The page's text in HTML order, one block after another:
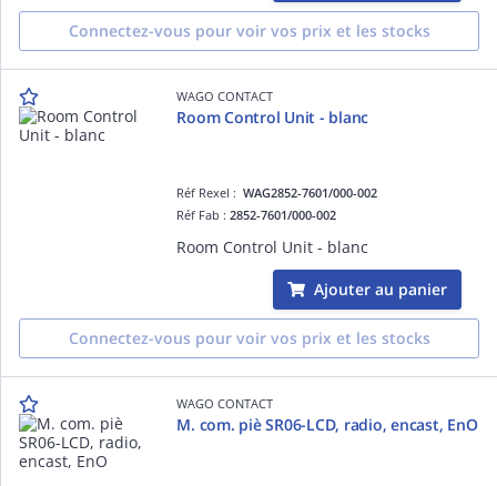
Connectez-vous pour voir vos prix et les stocks
WAGO CONTACT
Room Control Unit - blanc
Réf Rexel :WAG2852-7601/000-002
Réf Fab :2852-7601/000-002
Room Control Unit - blanc
Ajouter au panier
Connectez-vous pour voir vos prix et les stocks
WAGO CONTACT
M. com. piè SR06-LCD, radio, encast, EnO